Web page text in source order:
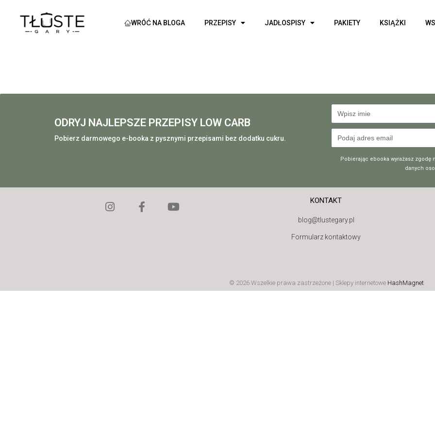
WRÓĆ NA BLOGA PRZEPISY JADŁOSPISY PAKIETY KSIĄŻKI
ODRYJ NAJLEPSZE PRZEPISY LOW CARB
Pobierz darmowego e-booka z pysznymi przepisami bez dodatku cukru.
Pobierając ebooka wyrażasz zgodę
danych
KONTAKT
blog@tlustegary.pl
Formularz kontaktowy
© 2026 Wszelkie prawa zastrzeżone | Sklepy internetowe HashMagnet